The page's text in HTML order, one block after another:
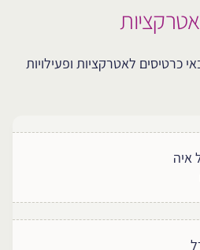
כרטיסים לאטרקציות ופעילויות
איה